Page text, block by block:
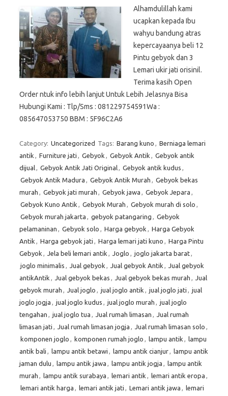
Alhamdulillah kami
ucapkan kepada Ibu
wahyu bandung atras
kepercayaanya beli 12
Pintu gebyok dan 3
Lemari ukir jati orisinil.
Terima kasih Open
Order ntuk info lebih lanjut Untuk Lebih Jelasnya Bisa
Hubungi Kami : Tlp/Sms : 081229754591Wa :
085647053750 BBM : 5F96C2A6
Category: Uncategorized Tags: Barang kuno , Berniaga lemari
antik , Furniture jati , Gebyok , Gebyok Antik , Gebyok antik
dijual, Gebyok Antik Jati Original, Gebyok antik kudus ,
Gebyok Antik Madura , Gebyok Antik Murah , Gebyok bekas
murah , Gebyok jati murah , Gebyok jawa , Gebyok Jepara ,
Gebyok Kuno Antik , Gebyok Murah , Gebyok murah di solo ,
Gebyok murah jakarta , gebyok patangaring , Gebyok
pelamaninan , Gebyok solo , Harga gebyok , Harga Gebyok
Antik , Harga gebyok jati , Harga lemari jati kuno , Harga Pintu
Gebyok , Jela beli lemari antik , Joglo , joglo jakarta barat,
joglo minimalis , Jual gebyok , Jual gebyok Antik , Jual gebyok
antikAntik , Jual gebyok bekas , Jual gebyok bekas murah , Jual
gebyok murah , Jual joglo , jual joglo antik , jual joglo jati , jual
joglo jogja , jual joglo kudus , jual joglo murah , jual joglo
tengahan , jual joglo tua , Jual rumah limasan , Jual rumah
limasan jati , Jual rumah limasan jogja , Jual rumah limasan solo ,
komponen joglo , komponen rumah joglo , lampu antik , lampu
antik bali , lampu antik betawi , lampu antik cianjur, lampu antik
jaman dulu , lampu antik jawa , lampu antik jogja , lampu antik
murah , lampu antik surabaya , lemari antik , lemari antik eropa ,
lemari antik harga , lemari antik jati , Lemari antik jawa , lemari